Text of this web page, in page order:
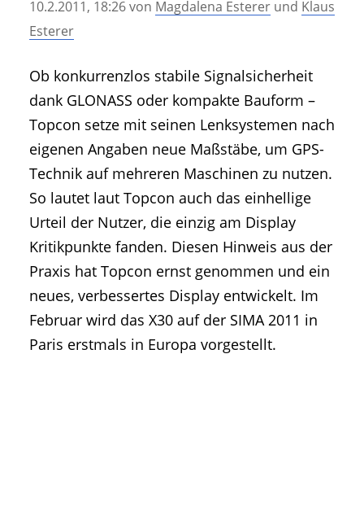
• Geschichte und Geschichten
• Messen und Veranstaltungen
• Agritechnica Neuheiten Archiv
• Artikel nach Hersteller/Marke
10.2.2011, 18:26von Magdalena Esterer und Klaus
Esterer
Ob konkurrenzlos stabile Signalsicherheit
dank GLONASS oder kompakte Bauform –
Topcon setze mit seinen Lenksystemen nach
eigenen Angaben neue Maßstäbe, um GPS-
Technik auf mehreren Maschinen zu nutzen.
So lautet laut Topcon auch das einhellige
Urteil der Nutzer, die einzig am Display
Kritikpunkte fanden. Diesen Hinweis aus der
Praxis hat Topcon ernst genommen und ein
neues, verbessertes Display entwickelt. Im
Februar wird das X30 auf der SIMA 2011 in
Paris erstmals in Europa vorgestellt.